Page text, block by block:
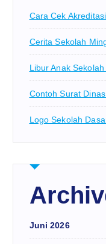
Cara Cek
Cerita Sekolah
Libur Anak
Contoh Surat
Logo Sekolah
Juni 2026